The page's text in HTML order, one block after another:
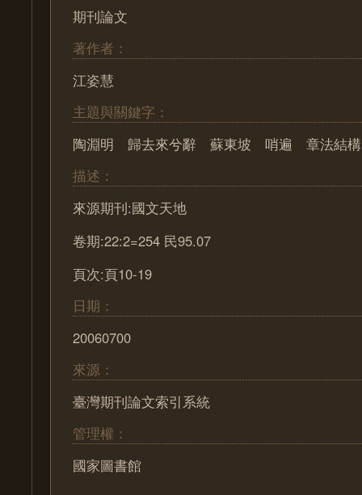
期刊論文
著作者：
江姿慧
主題與關鍵字：
陶淵明 歸去來兮辭 蘇東坡 哨遍 章法結
描述：
來源期刊:國文天地
卷期:22:2=254 民95.07
頁次:頁10-19
日期：
20060700
來源：
臺灣期刊論文索引系統
管理權：
國家圖書館